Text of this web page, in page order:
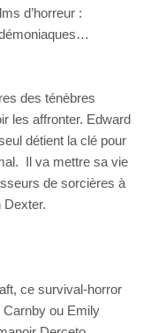
d’horreur :
des ténèbres
les affronter. Edward
détient la clé pour
Il va mettre sa vie
de sorcières à
Dexter.
ce survival-horror
Carnby ou Emily